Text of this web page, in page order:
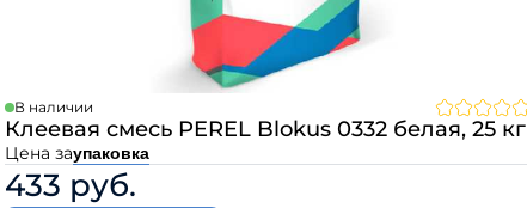
В наличии
Клеевая смесь PEREL Blokus 0332 белая, 25 кг
Цена заупаковка
433 руб.